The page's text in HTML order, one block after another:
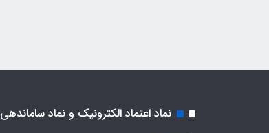
نماد اعتماد الکترونیک و نماد ساماندهی